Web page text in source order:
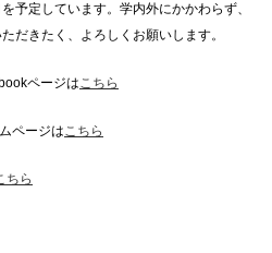
予定しています。学内外にかかわらず、
だきたく、よろしくお願いします。
ページはこちら
ページはこちら
ちら